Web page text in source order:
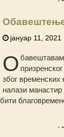
јануар 11, 2021
О
због временских
налази
бити